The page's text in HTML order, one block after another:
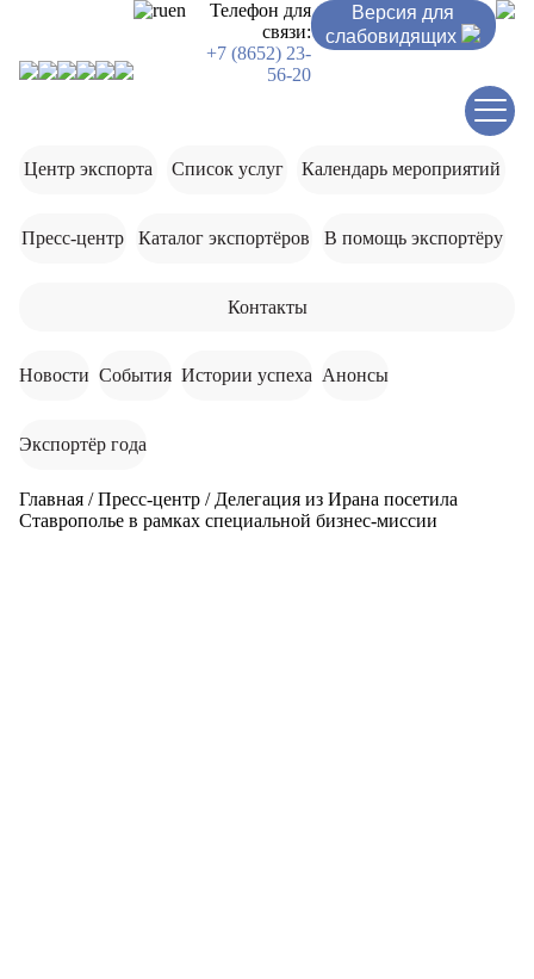
ruen
Телефон для
связи:
+7 (8652) 23-
56-20
Версия для
слабовидящих
Центр экспорта Список услуг Календарь мероприятий
Пресс-центр Каталог экспортёров В помощь экспортёру
Контакты
Новости События Истории успеха Анонсы
Экспортёр года
Главная /Пресс-центр / Делегация из Ирана посетила
Ставрополье в рамках специальной бизнес-миссии